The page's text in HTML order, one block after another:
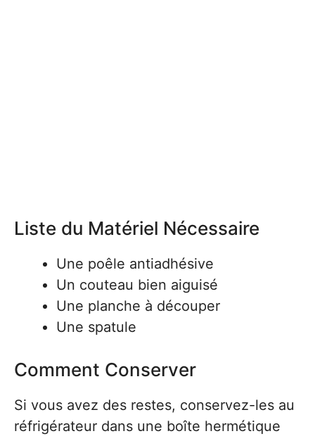
Liste du Matériel Nécessaire
Une poêle antiadhésive
Un couteau bien aiguisé
Une planche à découper
Une spatule
Comment Conserver
Si vous avez des restes, conservez-les au
réfrigérateur dans une boîte hermétique